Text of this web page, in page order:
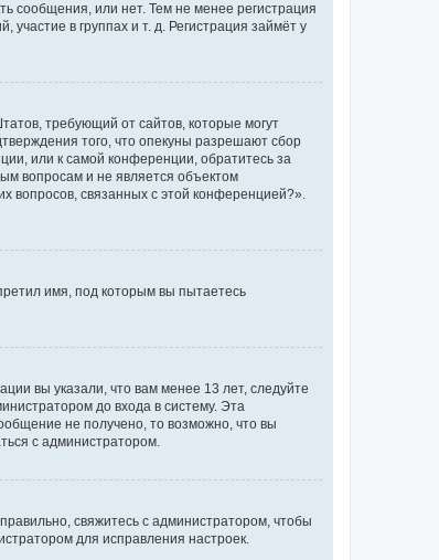
сообщения, или нет. Тем не менее регистрация
в группах и т. д. Регистрация займёт у
требующий от сайтов, которые могут
того, что опекуны разрешают сбор
или к самой конференции, обратитесь за
вопросам и не является объектом
вопросов, связанных с этой конференцией?».
имя, под которым вы пытаетесь
вы указали, что вам менее 13 лет, следуйте
до входа в систему. Эта
не получено, то возможно, что вы
с администратором.
свяжитесь с администратором, чтобы
для исправления настроек.